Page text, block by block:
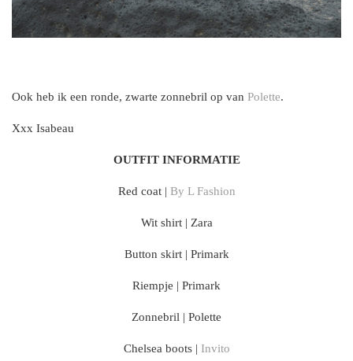
Ook heb ik een ronde, zwarte zonnebril op van Polette.
Xxx Isabeau
OUTFIT INFORMATIE
Red coat | By L Fashion
Wit shirt | Zara
Button skirt | Primark
Riempje | Primark
Zonnebril | Polette
Chelsea boots | Invito